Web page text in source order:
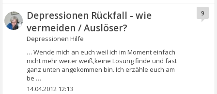
Depressionen Rückfall - wie
vermeiden / Auslöser?
Depressionen Hilfe
… Wende mich an euch weil ich im Moment einfach
nicht mehr weiter weiß,keine Lösung finde und fast
ganz unten angekommen bin. Ich erzähle euch am
be …
9
14.04.2012 12:13